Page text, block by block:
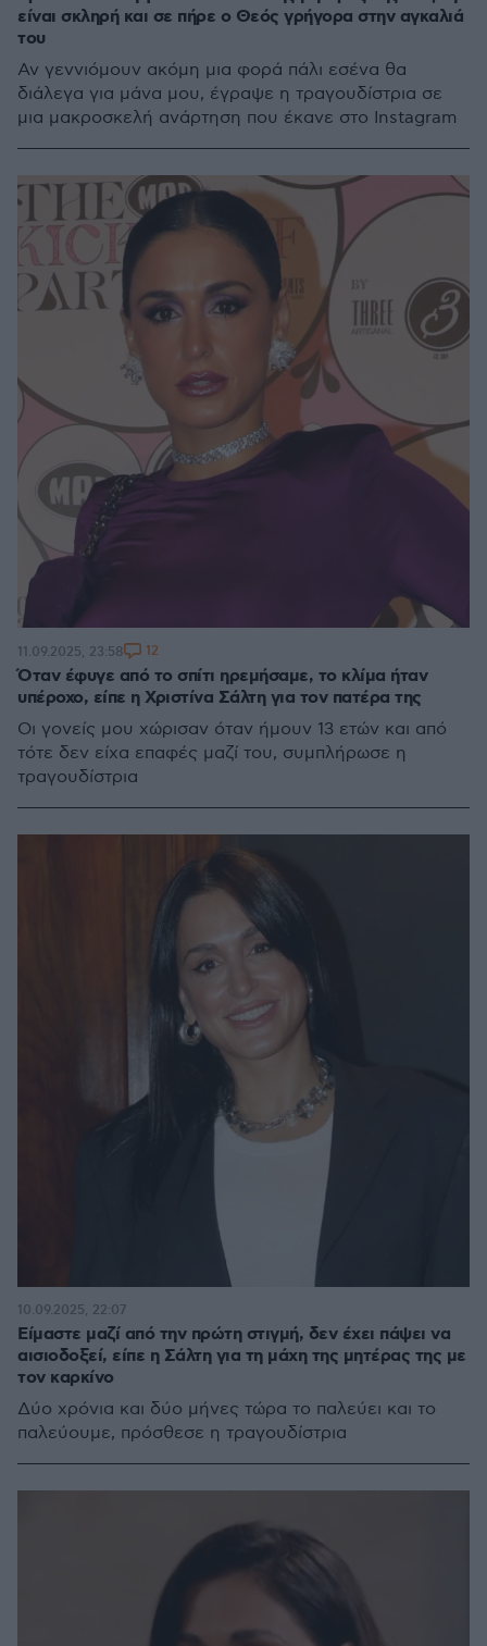
είναι σκληρή και σε πήρε ο Θεός γρήγορα στην αγκαλιά
του
Αν γεννιόμουν ακόμη μια φορά πάλι εσένα θα
διάλεγα για μάνα μου, έγραψε η τραγουδίστρια σε
μια μακροσκελή ανάρτηση που έκανε στο Instagram
Όταν έφυγε από το σπίτι ηρεμήσαμε, το κλίμα ήταν
υπέροχο, είπε η Χριστίνα Σάλτη για τον πατέρα της
Οι γονείς μου χώρισαν όταν ήμουν 13 ετών και από
τότε δεν είχα επαφές μαζί του, συμπλήρωσε η
τραγουδίστρια
11.09.2025, 23:58 12
Είμαστε μαζί από την πρώτη στιγμή, δεν έχει πάψει να
αισιοδοξεί, είπε η Σάλτη για τη μάχη της μητέρας της με
τον καρκίνο
Δύο χρόνια και δύο μήνες τώρα το παλεύει και το
παλεύουμε, πρόσθεσε η τραγουδίστρια
10.09.2025, 22:07